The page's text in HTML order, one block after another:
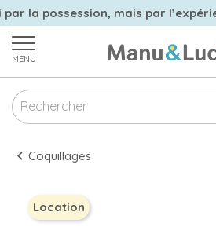
la possession, mais par
MENU
Coquillages
Location